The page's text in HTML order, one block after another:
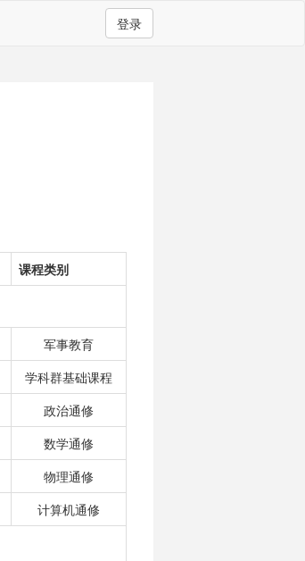
登录
课程类别
军事教育
学科群基础课程
政治通修
数学通修
物理通修
计算机通修